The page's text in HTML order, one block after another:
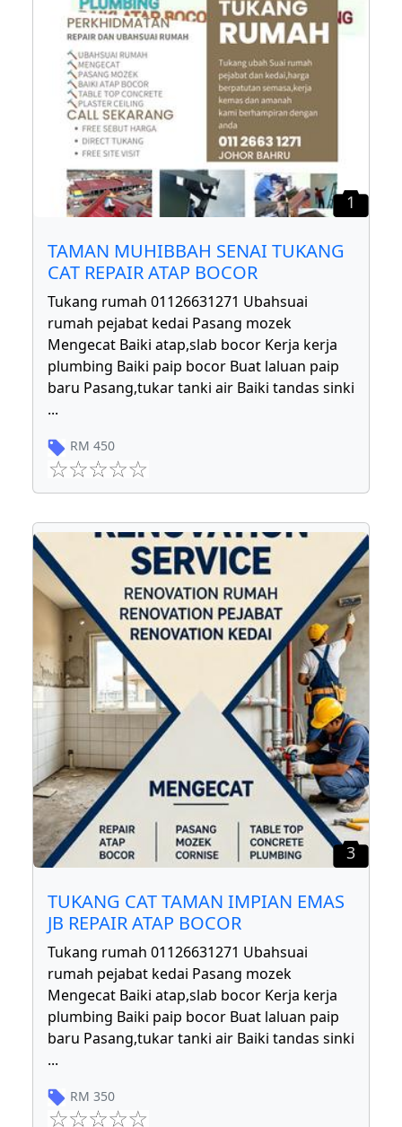
1
TAMAN MUHIBBAH SENAI TUKANG
CAT REPAIR ATAP BOCOR
Tukang rumah 01126631271 Ubahsuai
rumah pejabat kedai Pasang mozek
Mengecat Baiki atap,slab bocor Kerja kerja
plumbing Baiki paip bocor Buat laluan paip
baru Pasang,tukar tanki air Baiki tandas sinki
...
RM 450
3
TUKANG CAT TAMAN IMPIAN EMAS
JB REPAIR ATAP BOCOR
Tukang rumah 01126631271 Ubahsuai
rumah pejabat kedai Pasang mozek
Mengecat Baiki atap,slab bocor Kerja kerja
plumbing Baiki paip bocor Buat laluan paip
baru Pasang,tukar tanki air Baiki tandas sinki
...
RM 350